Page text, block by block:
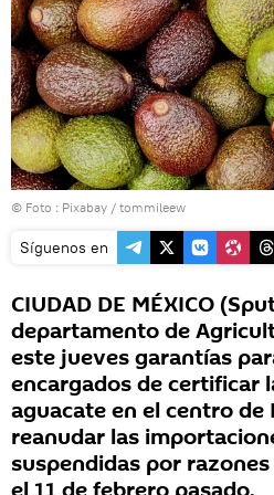
© Foto : Pixabay / tommileew
Síguenos en
CIUDAD DE MÉXICO
departamento de
este jueves garantías
encargados de certificar
aguacate en el centro de
reanudar las
suspendidas por